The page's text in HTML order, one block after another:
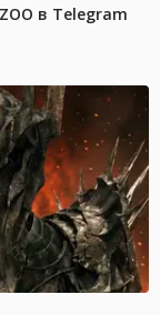
в Telegram